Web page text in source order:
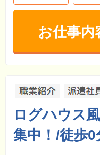
お仕事内
ログハウス
集中！/徒歩0